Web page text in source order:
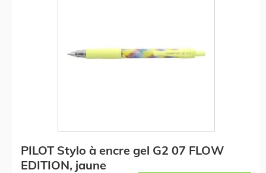
PILOT Stylo à encre gel G2 07 FLOW
EDITION, jaune